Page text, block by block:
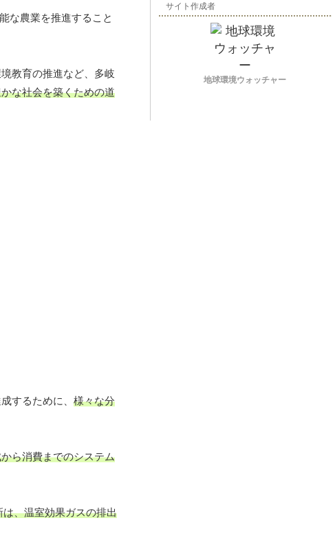
な農業を推進すること
教育の推進など、多岐
な社会を築くための道
するために、 様々な分
ら消費までのシステム
、温室効果ガスの排出
サイト作成者
地球環境ウォッチャー